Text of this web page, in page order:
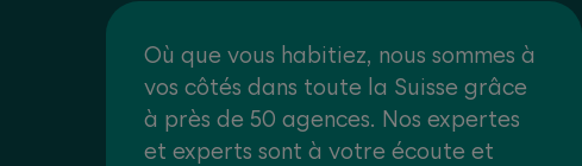
Où que vous habitiez, nous sommes à
vos côtés dans toute la Suisse grâce
à près de 50 agences. Nos expertes
et experts sont à votre écoute et